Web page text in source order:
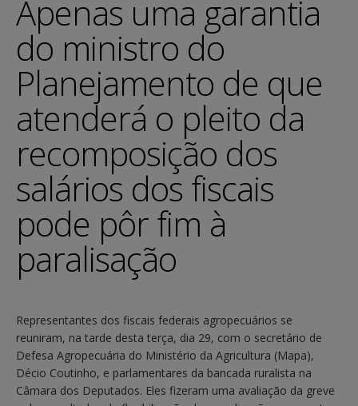
Apenas uma garantia
do ministro do
Planejamento de que
atenderá o pleito da
recomposição dos
salários dos fiscais
pode pôr fim à
paralisação
Representantes dos fiscais federais agropecuários se
reuniram, na tarde desta terça, dia 29, com o secretário de
Defesa Agropecuária do Ministério da Agricultura (Mapa),
Décio Coutinho, e parlamentares da bancada ruralista na
Câmara dos Deputados. Eles fizeram uma avaliação da greve